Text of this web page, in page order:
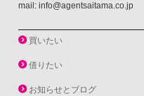
mail: info@agentsaitama.co.jp
買いたい
借りたい
お知らせとブログ